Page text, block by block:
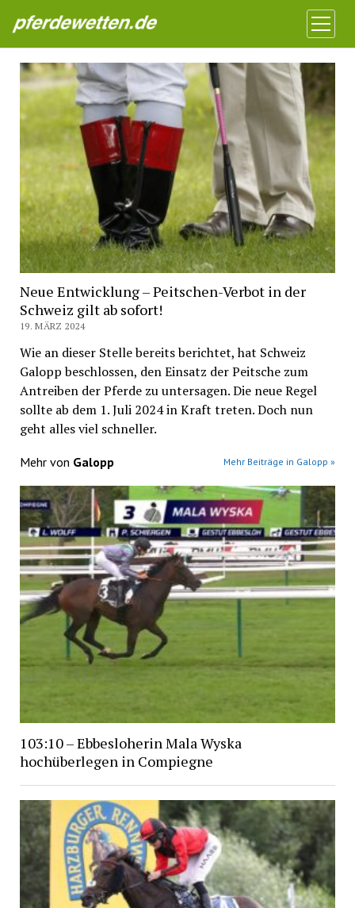
Pferdewetten News
Menü
öffnen
Neue Entwicklung – Peitschen-Verbot in der
Schweiz gilt ab sofort!
19. MÄRZ 2024
Wie an dieser Stelle bereits berichtet, hat Schweiz
Galopp beschlossen, den Einsatz der Peitsche zum
Antreiben der Pferde zu untersagen. Die neue Regel
sollte ab dem 1. Juli 2024 in Kraft treten. Doch nun
geht alles viel schneller.
Mehr von Galopp Mehr Beiträge in Galopp »
103:10 – Ebbesloherin Mala Wyska
hochüberlegen in Compiegne